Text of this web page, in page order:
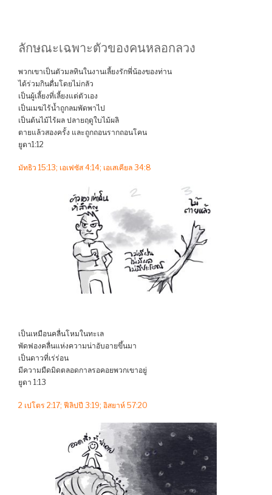
ลักษณะเฉพาะตัวของคนหลอกลวง
พวกเขาเป็นตัวมลทินในงานเลี้ยงรักพี่น้องของท่าน
ได้ร่วมกินดื่มโดยไม่กลัว
เป็นผู้เลี้ยงที่เลี้ยงแต่ตัวเอง
เป็นเมฆไร้น้ำถูกลมพัดพาไป
เป็นต้นไม้ไร้ผล ปลายฤดูใบไม้ผลิ
ตายแล้วสองครั้ง และถูกถอนรากถอนโคน
ยูดา1:12
มัทธิว 15:13; เอเฟซัส 4:14; เอเสเคียล 34:8
เป็นเหมือนคลื่นโหมในทะเล
พัดฟองคลื่นแห่งความน่าอับอายขึ้นมา
เป็นดาวที่เร่ร่อน
มีความมืดมิดตลอดกาลรอคอยพวกเขาอยู่
ยูดา 1:13
2 เปโตร 2:17; ฟีลิปปี 3:19; อิสยาห์ 57:20